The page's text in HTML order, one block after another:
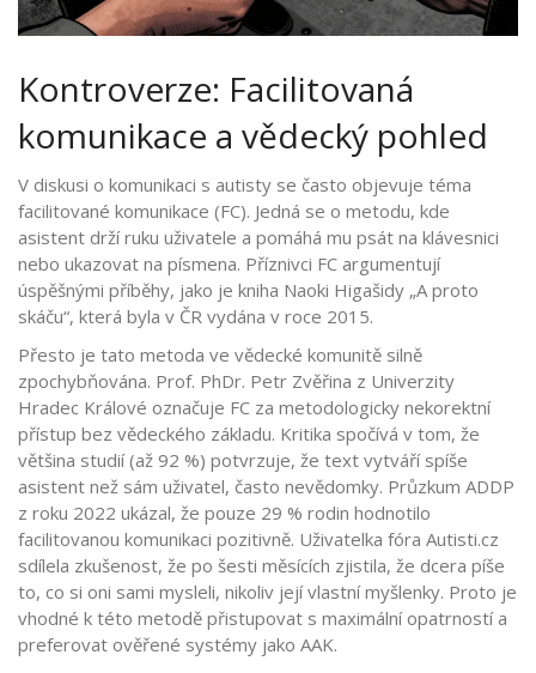
Kontroverze: Facilitovaná
komunikace a vědecký pohled
V diskusi o komunikaci s autisty se často objevuje téma
facilitované komunikace (FC). Jedná se o metodu, kde
asistent drží ruku uživatele a pomáhá mu psát na klávesnici
nebo ukazovat na písmena. Příznivci FC argumentují
úspěšnými příběhy, jako je kniha Naoki Higašidy „A proto
skáču“, která byla v ČR vydána v roce 2015.
Přesto je tato metoda ve vědecké komunitě silně
zpochybňována. Prof. PhDr. Petr Zvěřina z Univerzity
Hradec Králové označuje FC za metodologicky nekorektní
přístup bez vědeckého základu. Kritika spočívá v tom, že
většina studií (až 92 %) potvrzuje, že text vytváří spíše
asistent než sám uživatel, často nevědomky. Průzkum ADDP
z roku 2022 ukázal, že pouze 29 % rodin hodnotilo
facilitovanou komunikaci pozitivně. Uživatelka fóra Autisti.cz
sdílela zkušenost, že po šesti měsících zjistila, že dcera píše
to, co si oni sami mysleli, nikoliv její vlastní myšlenky. Proto je
vhodné k této metodě přistupovat s maximální opatrností a
preferovat ověřené systémy jako AAK.